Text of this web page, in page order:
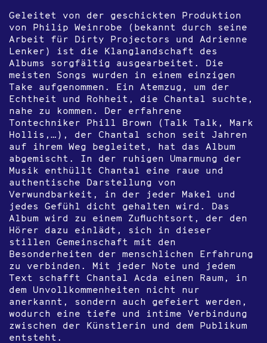
Geleitet von der geschickten Produktion
von Philip Weinrobe (bekannt durch seine
Arbeit für Dirty Projectors und Adrienne
Lenker) ist die Klanglandschaft des
Albums sorgfältig ausgearbeitet. Die
meisten Songs wurden in einem einzigen
Take aufgenommen. Ein Atemzug, um der
Echtheit und Rohheit, die Chantal suchte,
nahe zu kommen. Der erfahrene
Tontechniker Phill Brown (Talk Talk, Mark
Hollis,…), der Chantal schon seit Jahren
auf ihrem Weg begleitet, hat das Album
abgemischt. In der ruhigen Umarmung der
Musik enthüllt Chantal eine raue und
authentische Darstellung von
Verwundbarkeit, in der jeder Makel und
jedes Gefühl dicht gehalten wird. Das
Album wird zu einem Zufluchtsort, der den
Hörer dazu einlädt, sich in dieser
stillen Gemeinschaft mit den
Besonderheiten der menschlichen Erfahrung
zu verbinden. Mit jeder Note und jedem
Text schafft Chantal Acda einen Raum, in
dem Unvollkommenheiten nicht nur
anerkannt, sondern auch gefeiert werden,
wodurch eine tiefe und intime Verbindung
zwischen der Künstlerin und dem Publikum
entsteht.